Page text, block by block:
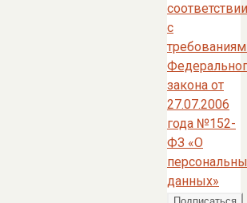
соответствии
с
закона от
27.07.2006
года №152-
ФЗ «О
данных»